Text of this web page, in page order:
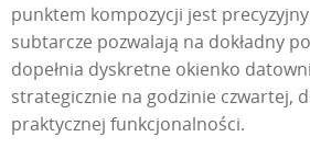
punktem kompozycji jest
subtarcze pozwalają na dokładny
dopełnia dyskretne okienko
strategicznie na godzinie czwartej,
praktycznej funkcjonalności.